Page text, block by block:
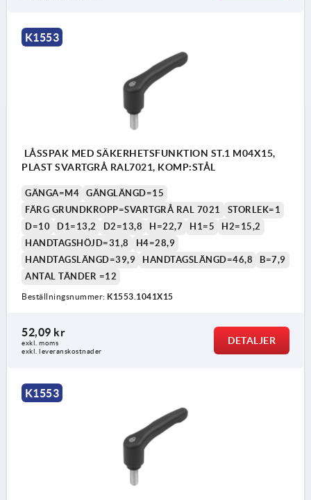
K1553
LÅSSPAK MED SÄKERHETSFUNKTION ST.1 M04X15,
PLAST SVARTGRÅ RAL7021, KOMP:STÅL
GÄNGA=M4
GÄNGLÄNGD=15
FÄRG GRUNDKROPP=SVARTGRÅ RAL 7021
STORLEK=1
D=10
D1=13,2 D2=13,8 H=22,7 H1=5
H2=15,2
HANDTAGSHÖJD=31,8
H4=28,9
HANDTAGSLÄNGD=39,9
HANDTAGSLÄNGD=46,8
B=7,9
ANTAL TÄNDER =12
Beställningsnummer: K1553.1041X15
52,09 kr
exkl. moms
exkl. leveranskostnader
DETALJER
K1553